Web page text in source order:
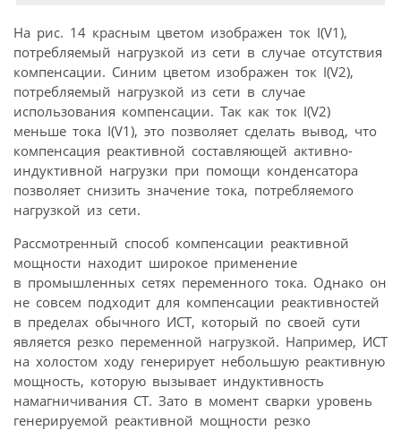
На рис. 14 красным цветом изображен ток I(V1),
потребляемый нагрузкой из сети в случае отсутствия
компенсации. Синим цветом изображен ток I(V2),
потребляемый нагрузкой из сети в случае
использования компенсации. Так как ток I(V2)
меньше тока I(V1), это позволяет сделать вывод, что
компенсация реактивной составляющей активно-
индуктивной нагрузки при помощи конденсатора
позволяет снизить значение тока, потребляемого
нагрузкой из сети.
Рассмотренный способ компенсации реактивной
мощности находит широкое применение
в промышленных сетях переменного тока. Однако он
не совсем подходит для компенсации реактивностей
в пределах обычного ИСТ, который по своей сути
является резко переменной нагрузкой. Например, ИСТ
на холостом ходу генерирует небольшую реактивную
мощность, которую вызывает индуктивность
намагничивания СТ. Зато в момент сварки уровень
генерируемой реактивной мощности резко